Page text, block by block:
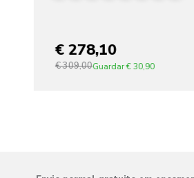
€ 278,10
€ 309,00Guardar€ 30,90